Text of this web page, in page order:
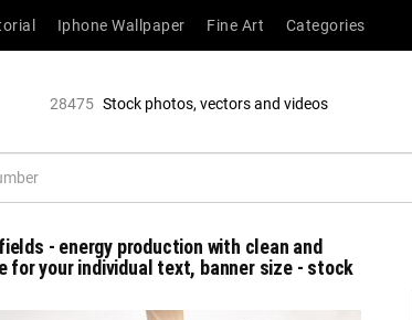
Iphone Wallpaper Fine Art Categories
28475 Stock photos, vectors and videos
- energy production with clean and
for your individual text, banner size - stock